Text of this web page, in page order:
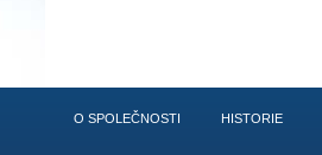
O SPOLEČNOSTI HISTORIE